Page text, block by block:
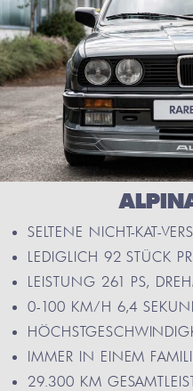
SELTENE NICHT-KAT-
LEDIGLICH 92 STÜCK
LEISTUNG 261 PS,
0-100 KM/H 6,4
IMMER IN EINEM
29.300 KM